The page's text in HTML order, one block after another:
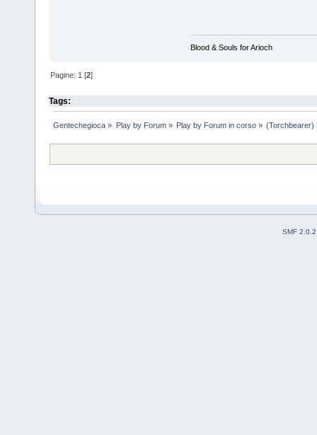
Blood & Souls for Arioch
Pagine: 1 [2]
Tags:
Gentechegioca » Play by Forum» Play by Forum in corso» (Torchbearer)
SMF 2.0.2